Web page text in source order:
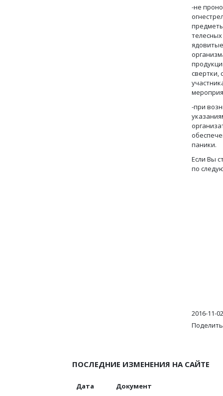
-не
-при
паники.
Если Вы
по
2016-11-02
ПОСЛЕДНИЕ ИЗМЕНЕНИЯ НА САЙТЕ
Дата Документ